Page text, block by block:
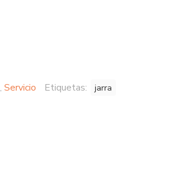
, Servicio Etiquetas:
jarra